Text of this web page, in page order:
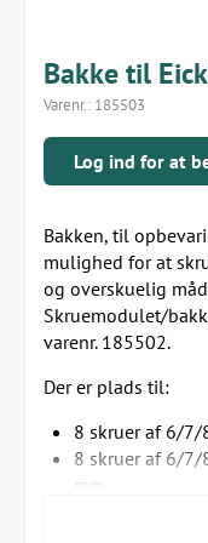
Bakke til
Varenr.: 185503
Log ind for at
Bakken, til
mulighed for at
og overskuelig
Skruemodulet/
varenr. 185502.
Der er plads til:
8 skruer af 6/
8 skruer af 6/
mm
5 skruer af